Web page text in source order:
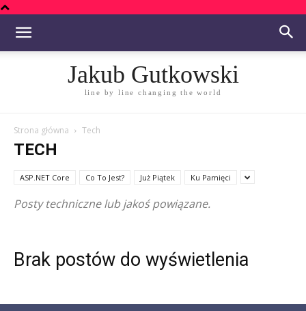
Jakub Gutkowski
line by line changing the world
Strona główna Tech
TECH
ASP.NET Core Co To Jest? Już Piątek Ku Pamięci
Posty techniczne lub jakoś powiązane.
Brak postów do wyświetlenia